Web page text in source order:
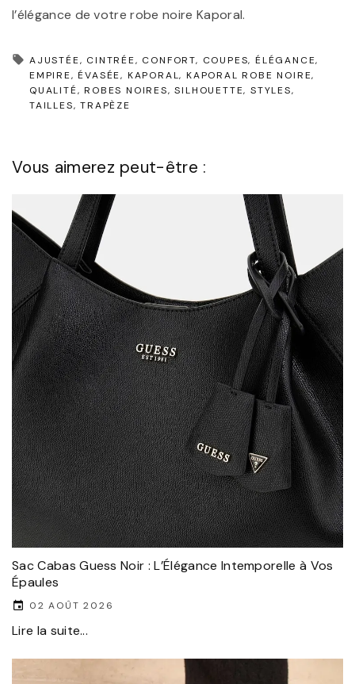
l’élégance de votre robe noire Kaporal.
AJUSTÉE CINTRÉE CONFORT COUPES ÉLÉGANCE
EMPIRE
ÉVASÉE KAPORAL KAPORAL ROBE NOIRE
QUALITÉ
ROBES NOIRES SILHOUETTE STYLES
TAILLES
TRAPÈZE
Vous aimerez peut-être :
Sac Cabas Guess Noir : L’Élégance Intemporelle à Vos
Épaules
02 AOÛT 2026
Lire la suite...